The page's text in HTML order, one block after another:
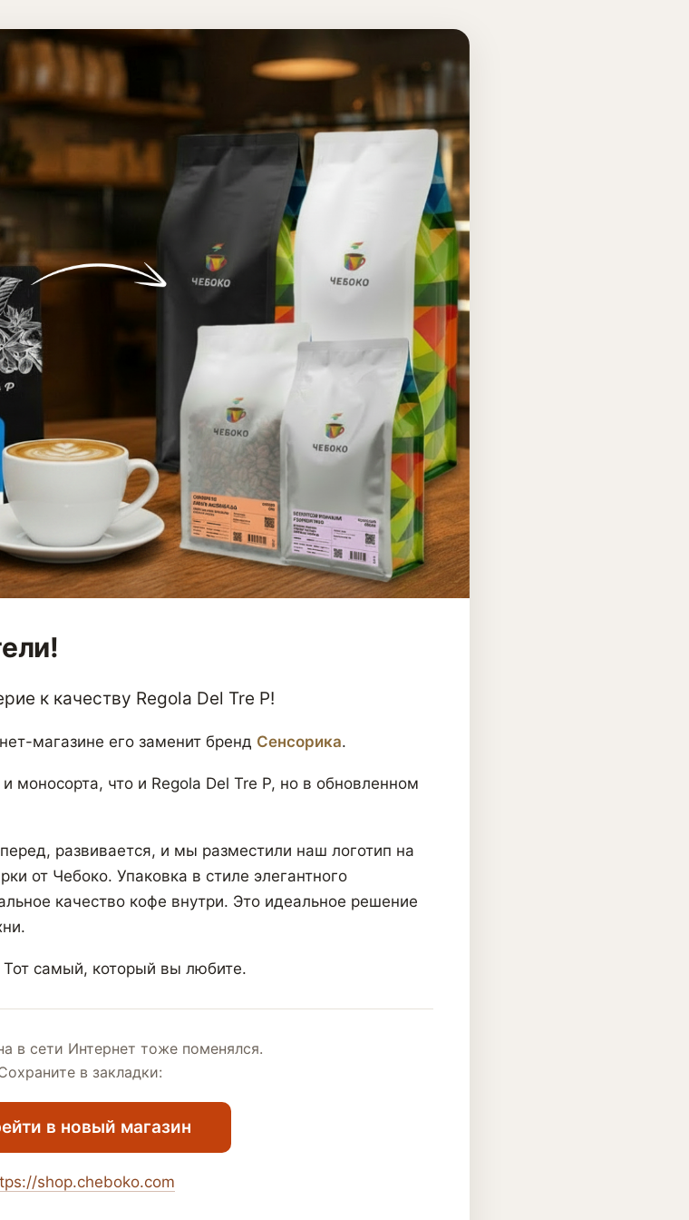
к качеству Regola Del Tre P!
магазине его заменит бренд Сенсорика.
что и Regola Del Tre P, но в обновленном
развивается, и мы разместили наш логотип на
от Чебоко. Упаковка в стиле элегантного
качество кофе внутри. Это идеальное решение
самый, который вы любите.
в сети Интернет тоже поменялся.
в закладки:
в новый магазин
shop.cheboko.com